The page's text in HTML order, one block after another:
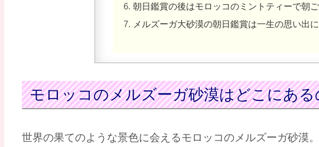
朝日鑑賞の後はモロッコのミントティーで朝
メルズーガ大砂漠の朝日鑑賞は一生の思い出に
モロッコのメルズーガ砂漠はどこにある
世界の果てのような景色に会えるモロッコのメルズーガ砂漠